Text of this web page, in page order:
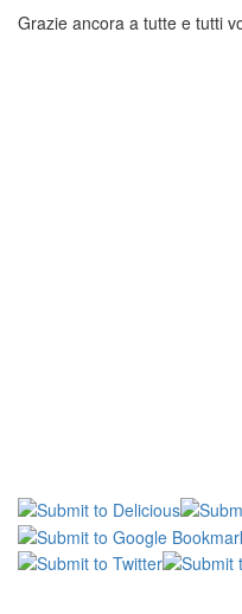
Grazie ancora a tutte e tutti